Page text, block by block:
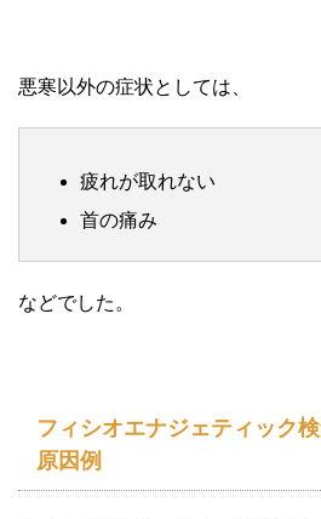
悪寒以外の症状としては、
疲れが取れない
首の痛み
などでした。
フィシオエナジェティック
原因例